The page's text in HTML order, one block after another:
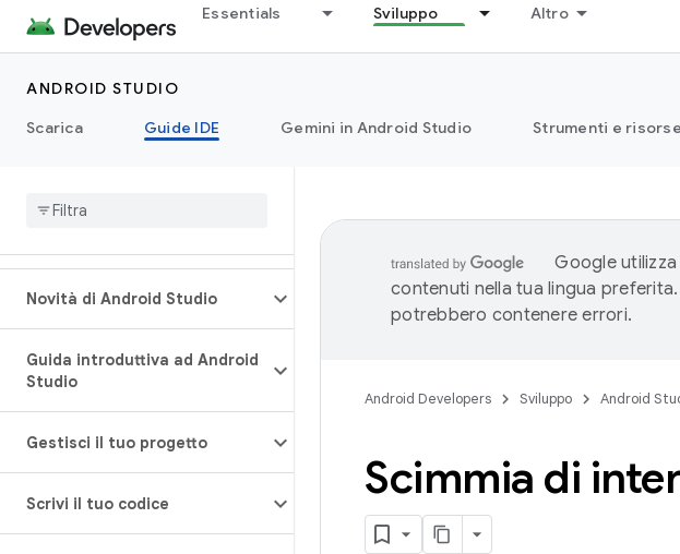
Essentials Sviluppo Altro
ANDROID STUDIO
Scarica
Guide IDE Gemini in Android Studio Strumenti e
Novità di Android Studio
Guida introduttiva ad Android
Studio
Gestisci il tuo progetto
Scrivi il tuo codice
Google
contenuti nella tua lingua
potrebbero contenere errori.
Android Developers Sviluppo Android
Scimmia di